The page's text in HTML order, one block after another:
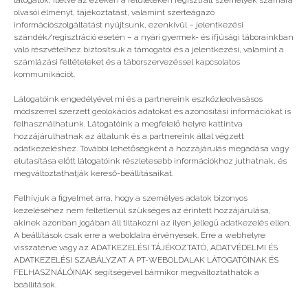
olvasói élményt, tájékoztatást, valamint szerteágazó
információszolgáltatást nyújtsunk, ezenkívül – jelentkezési
szándék/regisztráció esetén – a nyári gyermek- és ifjúsági táborainkban
való részvételhez biztosítsuk a támogatói és a jelentkezési, valamint a
számlázási feltételeket és a táborszervezéssel kapcsolatos
kommunikációt.
Látogatóink engedélyével mi és a partnereink eszközleolvasásos
módszerrel szerzett geolokációs adatokat és azonosítási információkat is
felhasználhatunk. Látogatóink a megfelelő helyre kattintva
hozzájárulhatnak az általunk és a partnereink által végzett
adatkezeléshez. További lehetőségként a hozzájárulás megadása vagy
elutasítása előtt látogatóink részletesebb információkhoz juthatnak, és
megváltoztathatják kereső-beállításaikat.
Felhívjuk a figyelmet arra, hogy a személyes adatok bizonyos
kezeléséhez nem feltétlenül szükséges az érintett hozzájárulása,
akinek azonban jogában áll tiltakozni az ilyen jellegű adatkezelés ellen.
A beállítások csak erre a weboldalra érvényesek. Erre a webhelyre
visszatérve vagy az ADATKEZELÉSI TÁJÉKOZTATÓ, ADATVÉDELMI ÉS
ADATKEZELÉSI SZABÁLYZAT A PT-WEBOLDALAK LÁTOGATÓINAK ÉS
FELHASZNÁLÓINAK segítségével bármikor megváltoztathatók a
beállítások.
A szülők élvezzék a szabad heteiket!